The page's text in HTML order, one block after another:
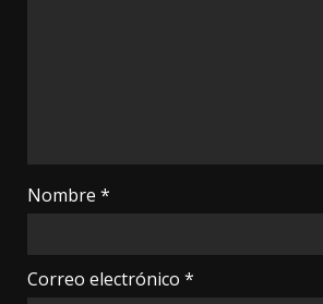
Nombre *
Correo electrónico *